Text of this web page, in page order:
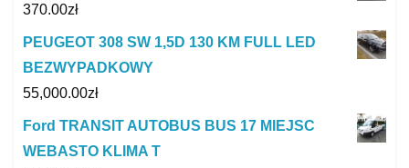
370.00zł
PEUGEOT 308 SW 1,5D 130 KM FULL LED
BEZWYPADKOWY
55,000.00zł
Ford TRANSIT AUTOBUS BUS 17 MIEJSC
WEBASTO KLIMA T